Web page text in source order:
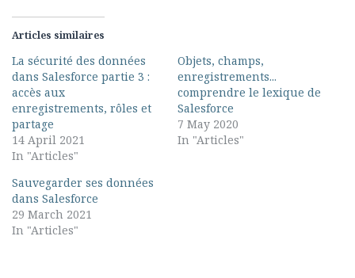
Articles similaires
La sécurité des données
dans Salesforce partie 3 :
accès aux
enregistrements, rôles et
partage
14 April 2021
In "Articles"
Objets, champs,
enregistrements...
comprendre le lexique de
Salesforce
7 May 2020
In "Articles"
Sauvegarder ses données
dans Salesforce
29 March 2021
In "Articles"